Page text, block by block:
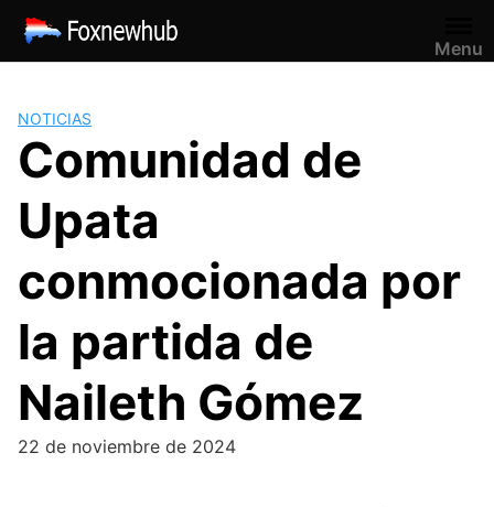
Saltar
contenido
Menu
NOTICIAS
Comunidad de
Upata
conmocionada por
la partida de
Naileth Gómez
22 de noviembre de 2024